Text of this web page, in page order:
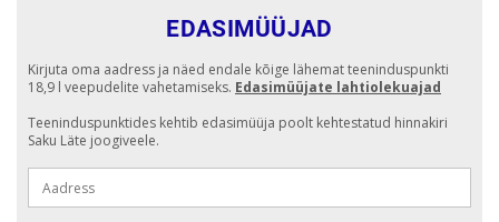
EDASIMÜÜJAD
Kirjuta oma aadress ja näed endale kõige lähemat teeninduspunkti
18,9 l veepudelite vahetamiseks. Edasimüüjate lahtiolekuajad
Teeninduspunktides kehtib edasimüüja poolt kehtestatud hinnakiri
Saku Läte joogiveele.